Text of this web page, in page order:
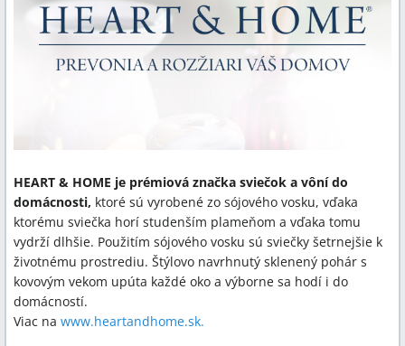
HEART & HOME je prémiová značka sviečok a vôní do
domácnosti, ktoré sú vyrobené zo sójového vosku, vďaka
ktorému sviečka horí studenším plameňom a vďaka tomu
vydrží dlhšie. Použitím sójového vosku sú sviečky šetrnejšie k
životnému prostrediu. Štýlovo navrhnutý sklenený pohár s
kovovým vekom upúta každé oko a výborne sa hodí i do
domácností.
Viac na www.heartandhome.sk.